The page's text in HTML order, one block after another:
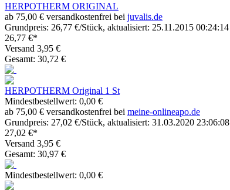
HERPOTHERM ORIGINAL
ab 75,00 € versandkostenfrei bei juvalis.de
Grundpreis: 26,77 €/Stück, aktualisiert: 25.11.2015 00:24:14
26,77 €*
Versand 3,95 €
Gesamt: 30,72 €
HERPOTHERM Original 1 St
Mindestbestellwert: 0,00 €
ab 75,00 € versandkostenfrei bei meine-onlineapo.de
Grundpreis: 27,02 €/Stück, aktualisiert: 31.03.2020 23:06:08
27,02 €*
Versand 3,95 €
Gesamt: 30,97 €
Mindestbestellwert: 0,00 €